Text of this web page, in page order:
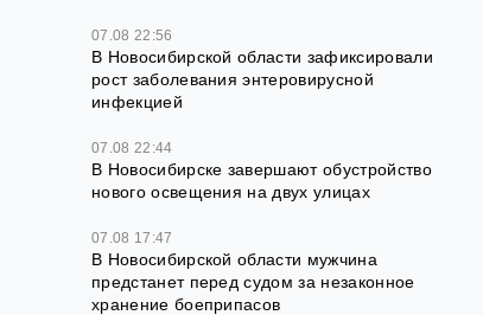
07.08 22:56
В Новосибирской области зафиксировали
рост заболевания энтеровирусной
инфекцией
07.08 22:44
В Новосибирске завершают обустройство
нового освещения на двух улицах
07.08 17:47
В Новосибирской области мужчина
предстанет перед судом за незаконное
хранение боеприпасов